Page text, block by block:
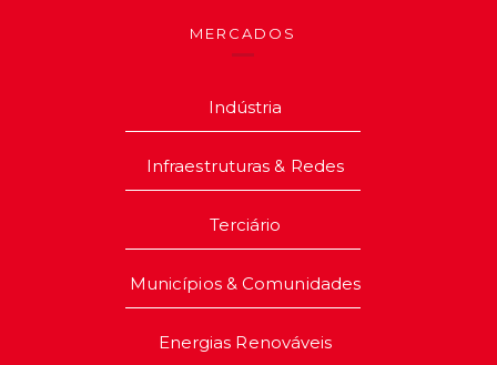
MERCADOS
Indústria
Infraestruturas & Redes
Terciário
Municípios & Comunidades
Energias Renováveis